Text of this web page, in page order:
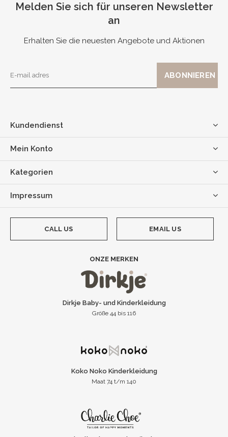
Melden Sie sich für unseren Newsletter
an
Erhalten Sie die neuesten Angebote und Aktionen
Kundendienst
Mein Konto
Kategorien
Impressum
CALL US EMAIL US
ONZE MERKEN
Dirkje Baby- und Kinderkleidung
Größe 44 bis 116
Koko Noko Kinderkleidung
Maat 74 t/m 140